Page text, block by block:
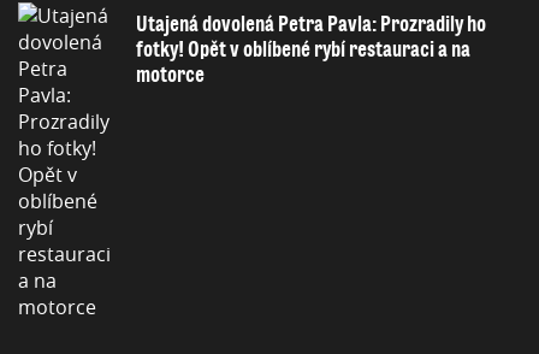
Utajená dovolená Petra Pavla: Prozradily ho
fotky! Opět v oblíbené rybí restauraci a na
motorce